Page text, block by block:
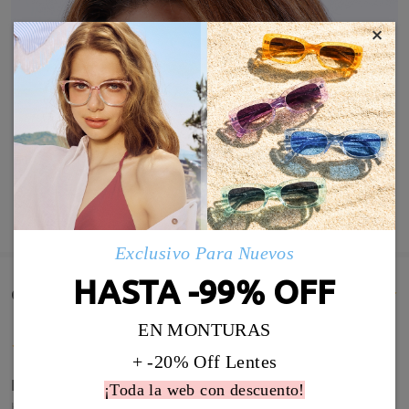
MOSTRAR MÁS
Comentarios de Clientes(110)
Estoy encantada
×
Exclusivo Para Nuevos
HASTA -99% OFF
EN MONTURAS
+ -20% Off Lentes
¡Toda la web con descuento!